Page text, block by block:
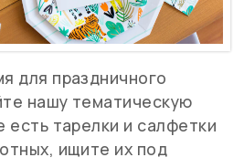
для праздничного
нашу тематическую
есть тарелки и салфетки
ищите их под